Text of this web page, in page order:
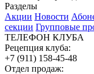
Разделы
Акции Новости
секции Групповые
ТЕЛЕФОН КЛУБА
Рецепция клуба:
+7 (911) 158-45-48
Отдел продаж: